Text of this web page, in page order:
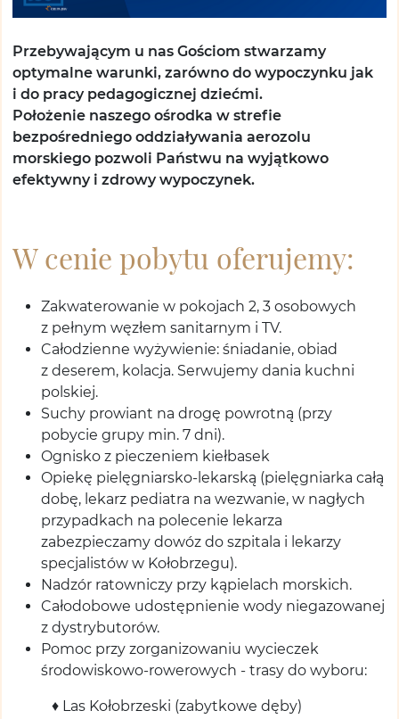
Przebywającym u nas Gościom stwarzamy
optymalne warunki, zarówno do wypoczynku jak
i do pracy pedagogicznej dziećmi.
Położenie naszego ośrodka w strefie
bezpośredniego oddziaływania aerozolu
morskiego pozwoli Państwu na wyjątkowo
efektywny i zdrowy wypoczynek.
W cenie pobytu oferujemy:
Zakwaterowanie w pokojach 2, 3 osobowych
z pełnym węzłem sanitarnym i TV.
Całodzienne wyżywienie: śniadanie, obiad
z deserem, kolacja. Serwujemy dania kuchni
polskiej.
Suchy prowiant na drogę powrotną (przy
pobycie grupy min. 7 dni).
Ognisko z pieczeniem kiełbasek
Opiekę pielęgniarsko-lekarską (pielęgniarka całą
dobę, lekarz pediatra na wezwanie, w nagłych
przypadkach na polecenie lekarza
zabezpieczamy dowóz do szpitala i lekarzy
specjalistów w Kołobrzegu).
Nadzór ratowniczy przy kąpielach morskich.
Całodobowe udostępnienie wody niegazowanej
z dystrybutorów.
Pomoc przy zorganizowaniu wycieczek
środowiskowo-rowerowych - trasy do wyboru:
♦ Las Kołobrzeski (zabytkowe dęby)